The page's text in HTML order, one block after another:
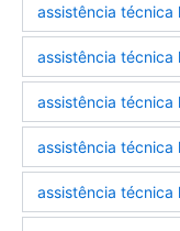
assistência técnica
assistência técnica
assistência técnica
assistência técnica
assistência técnica